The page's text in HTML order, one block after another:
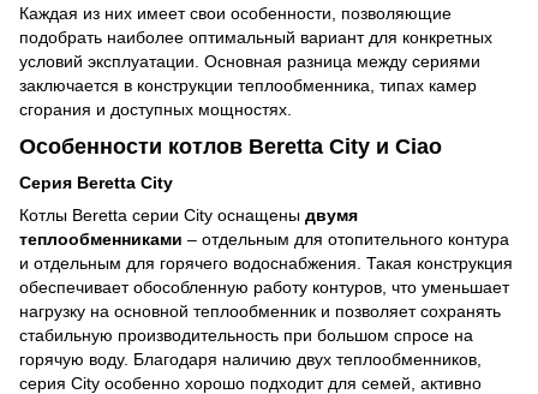
Каждая из них имеет свои особенности, позволяющие
подобрать наиболее оптимальный вариант для конкретных
условий эксплуатации. Основная разница между сериями
заключается в конструкции теплообменника, типах камер
сгорания и доступных мощностях.
Особенности котлов Beretta City и Ciao
Серия Beretta City
Котлы Beretta серии City оснащены двумя
теплообменниками – отдельным для отопительного контура
и отдельным для горячего водоснабжения. Такая конструкция
обеспечивает обособленную работу контуров, что уменьшает
нагрузку на основной теплообменник и позволяет сохранять
стабильную производительность при большом спросе на
горячую воду. Благодаря наличию двух теплообменников,
серия City особенно хорошо подходит для семей, активно